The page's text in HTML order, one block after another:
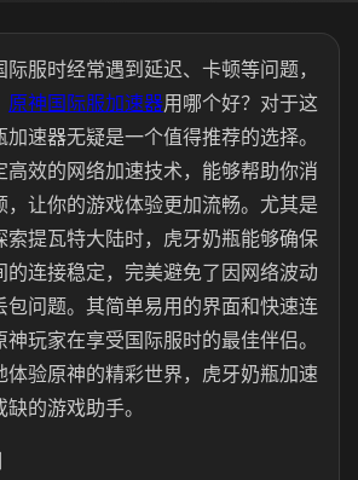
服时经常遇到延迟、卡顿等问题，
原神国际服加速器用哪个好？对于这
速器无疑是一个值得推荐的选择。
高效的网络加速技术，能够帮助你消
，让你的游戏体验更加流畅。尤其是
索提瓦特大陆时，虎牙奶瓶能够确保
的连接稳定，完美避免了因网络波动
包问题。其简单易用的界面和快速连
玩家在享受国际服时的最佳伴侣。
体验原神的精彩世界，虎牙奶瓶加速
的游戏助手。